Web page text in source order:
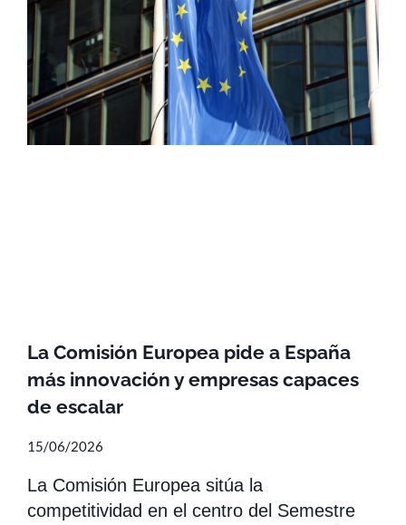
La Comisión Europea pide a España
más innovación y empresas capaces
de escalar
15/06/2026
La Comisión Europea sitúa la
competitividad en el centro del Semestre